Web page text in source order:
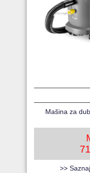
Mašina za
>>